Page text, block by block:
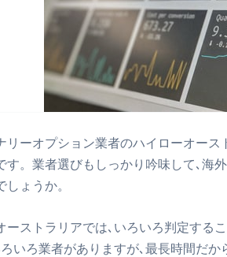
リーオプション業者のハイローオー
す。業者選びもしっかり吟味して､海
しょうか。
ーストラリアでは､いろいろ判定する
いろ業者がありますが､最長時間だ